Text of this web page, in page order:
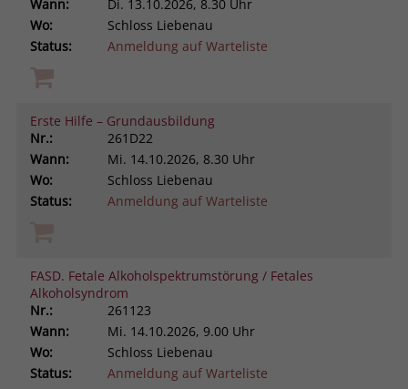
Wann: Di. 13.10.2026, 8.30 Uhr
Wo:
Schloss Liebenau
Status:
Anmeldung auf Warteliste
Erste Hilfe – Grundausbildung
Nr.:
261D22
Wann:
Mi. 14.10.2026, 8.30 Uhr
Wo:
Schloss Liebenau
Status:
Anmeldung auf Warteliste
FASD. Fetale Alkoholspektrumstörung / Fetales
Alkoholsyndrom
Nr.:
261123
Wann:
Mi. 14.10.2026, 9.00 Uhr
Wo:
Schloss Liebenau
Status:
Anmeldung auf Warteliste